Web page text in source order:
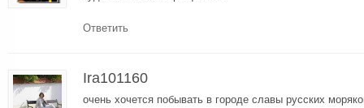
Ответить
Ira101160
очень хочется побывать в городе славы русских